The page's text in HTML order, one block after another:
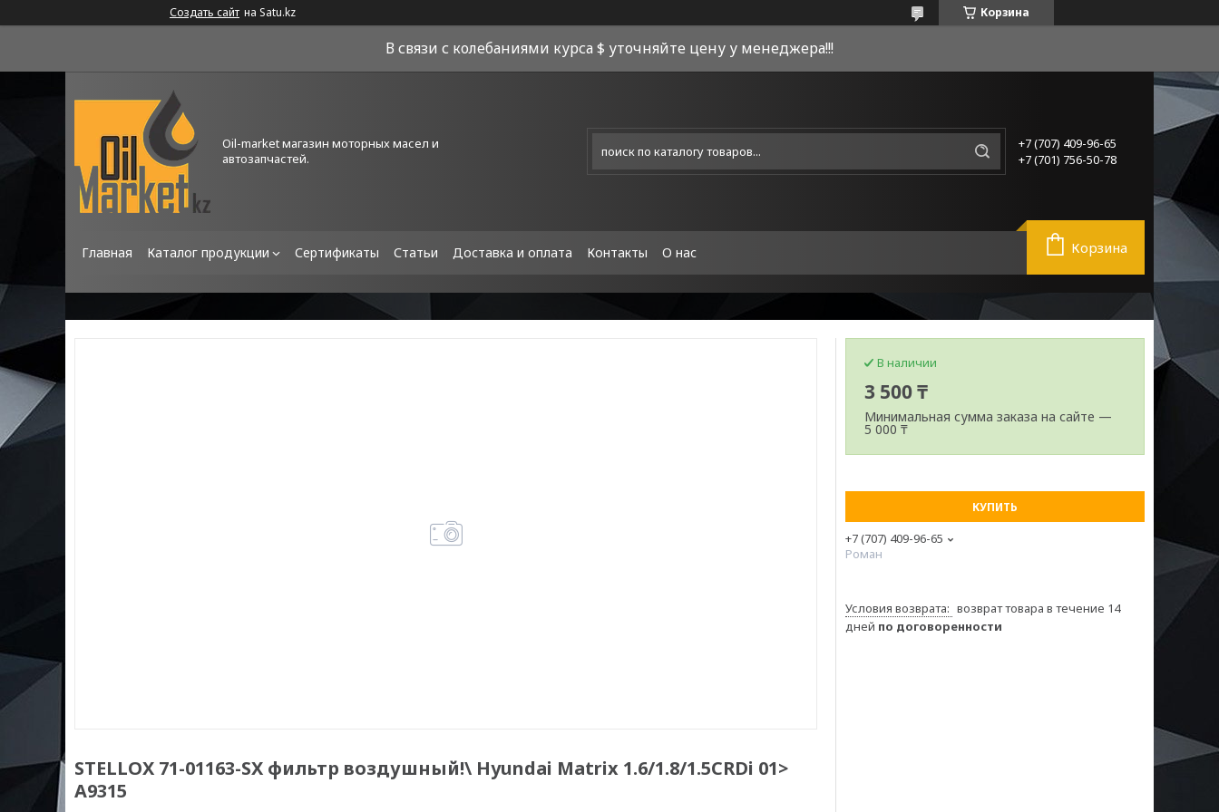
Создать сайт на Satu.kz Корзина
В связи с колебаниями курса $ уточняйте цену у менеджера!!!
Oil-market магазин моторных масел и
автозапчастей.
+7 (707) 409-96-65
+7 (701) 756-50-78
Главная Каталог продукции Сертификаты Статьи Доставка и оплата Контакты О нас Корзина
STELLOX 71-01163-SX фильтр воздушный!\ Hyundai Matrix 1.6/1.8/1.5CRDi 01>
A9315
В наличии
3 500 ₸
Минимальная сумма заказа на сайте —
5 000 ₸
КУПИТЬ
+7 (707) 409-96-65
Роман
возврат товара в течение 14
дней по договоренности